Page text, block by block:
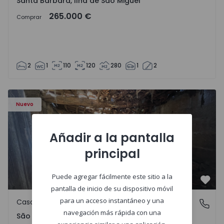
Comprar 265.000 €
2 1 110 120 280 1 2
Nuevo
Casa Vila Real, São Tomé do Castelo e Justes - 1575189 - 1
São Tomé do Castelo e Justes, Vila Real
Casa de Campo
São Tomé do Castelo e Justes, Vila Real
Añadir a la pantalla
principal
Puede agregar fácilmente este sitio a la
pantalla de inicio de su dispositivo móvil
para un acceso instantáneo y una
navegación más rápida con una